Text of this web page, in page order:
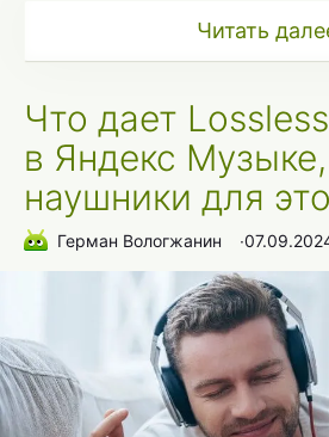
Читать
Что дает
в Яндекс
наушники для
Герман Вологжанин ∙